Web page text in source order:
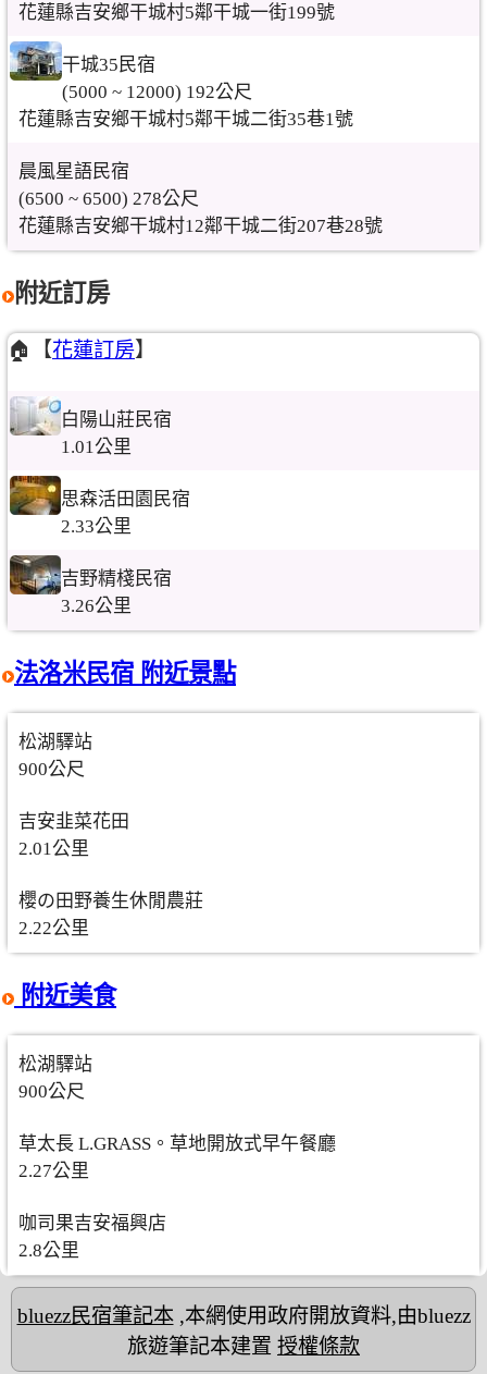
花蓮縣吉安鄉干城村5鄰干城一街199號
干城35民宿
(5000 ~ 12000) 192公尺
花蓮縣吉安鄉干城村5鄰干城二街35巷1號
晨風星語民宿
(6500 ~ 6500) 278公尺
花蓮縣吉安鄉干城村12鄰干城二街207巷28號
附近訂房
🏠【花蓮訂房】
白陽山莊民宿
1.01公里
思森活田園民宿
2.33公里
吉野精棧民宿
3.26公里
法洛米民宿 附近景點
松湖驛站
900公尺
吉安韭菜花田
2.01公里
櫻の田野養生休閒農莊
2.22公里
附近美食
松湖驛站
900公尺
草太長 L.GRASS。草地開放式早午餐廳
2.27公里
咖司果吉安福興店
2.8公里
bluezz民宿筆記本,本網使用政府開放資料,由bluezz
旅遊筆記本建置 授權條款